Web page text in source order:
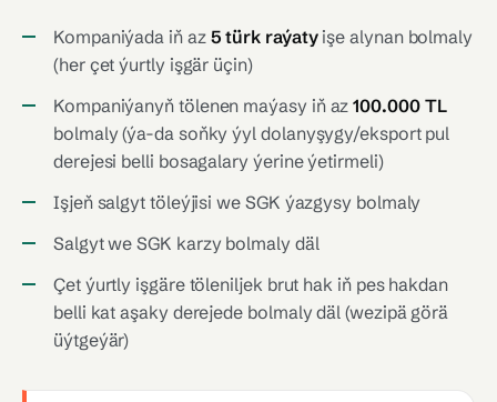
Kompaniýada iň az 5 türk raýatyişe alynan bolmaly
(her çet ýurtly işgär üçin)
Kompaniýanyň tölenen maýasy iň az100.000 TL
bolmaly (ýa-da soňky ýyl dolanyşygy/eksport pul
derejesi belli bosagalary ýerine ýetirmeli)
Işjeň salgyt töleýjisi we SGK ýazgysy bolmaly
Salgyt we SGK karzy bolmaly däl
Çet ýurtly işgäre töleniljek brut hak iň pes hakdan
belli kat aşaky derejede bolmaly däl (wezipä görä
üýtgeýär)